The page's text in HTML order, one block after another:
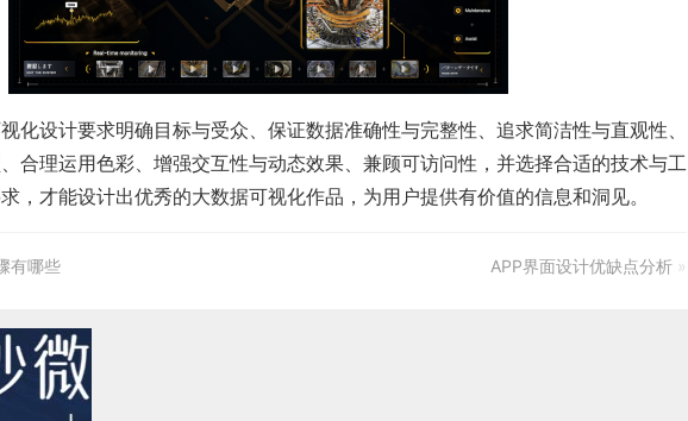
化设计要求明确目标与受众、保证数据准确性与完整性、追求简洁性与直观性、
合理运用色彩、增强交互性与动态效果、兼顾可访问性，并选择合适的技术与工
，才能设计出优秀的大数据可视化作品，为用户提供有价值的信息和洞见。
有哪些 APP界面设计优缺点分析 »